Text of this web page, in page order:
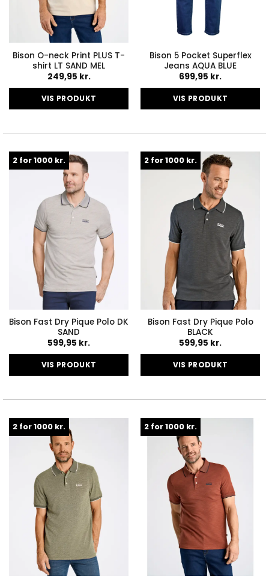
Bison O-neck Print PLUS T-
shirt LT SAND MEL
249,95 kr.
VIS PRODUKT
flere
varianter.
Mulighederne
kan
vælges
på
varesiden
Bison 5 Pocket Superflex
Jeans AQUA BLUE
699,95 kr.
VIS PRODUKT
flere
varianter.
Mulighederne
kan
vælges
på
varesiden
2 for 1000 kr.
Bison Fast Dry Pique Polo DK
SAND
599,95 kr.
VIS PRODUKT
flere
varianter.
Mulighederne
kan
vælges
på
varesiden
2 for 1000 kr.
Bison Fast Dry Pique Polo
BLACK
599,95 kr.
VIS PRODUKT
flere
Mulighederne
kan
vælges
på
varesiden
2 for 1000 kr. 2 for 1000 kr.